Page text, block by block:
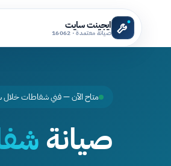
ايجينت سايت
صيانة معتمدة · 16062
متاح الآن — فني شفاطات خلال
صيانة